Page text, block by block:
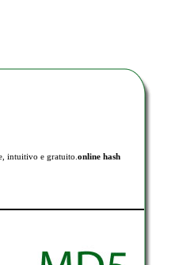
intuitivo e gratuito. online hash